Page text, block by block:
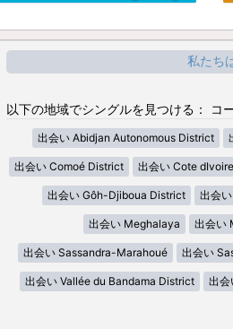
私たち
以下の地域でシングルを見つける： コ
出会い Abidjan Autonomous District
出会い Comoé District 出会い Cote dIvoire
出会い Gôh-Djiboua District 出会
出会い Meghalaya 出会い
出会い Sassandra-Marahoué 出会い
出会い Vallée du Bandama District 出会